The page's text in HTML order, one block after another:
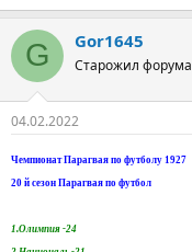
G Gor1645
Старожил форума
04.02.2022
Чемпионат Парагвая по футболу 1927
20 й сезон Парагвая по футбол
1.Олимпия -24